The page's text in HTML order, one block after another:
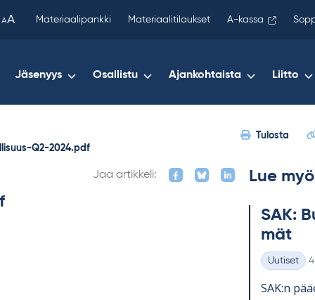
AA Materiaalipankki Materiaalitilaukset A-kassa
Jäsenyys Osallistu Ajankohtaista Liitto
Q2-2024.pdf
Tulosta
Jaa artikkeli: Lue
SAK:
mät
Kategoriat
Uutiset
SAK:n
copied
your
clipboard.)